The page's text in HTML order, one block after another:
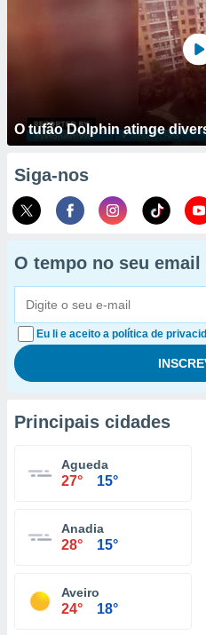
O tufão Dolphin atinge
Siga-nos
O tempo no seu email
Eu li e aceito a política de
Principais cidades
Agueda
27° 15°
Anadia
28° 15°
Aveiro
24° 18°